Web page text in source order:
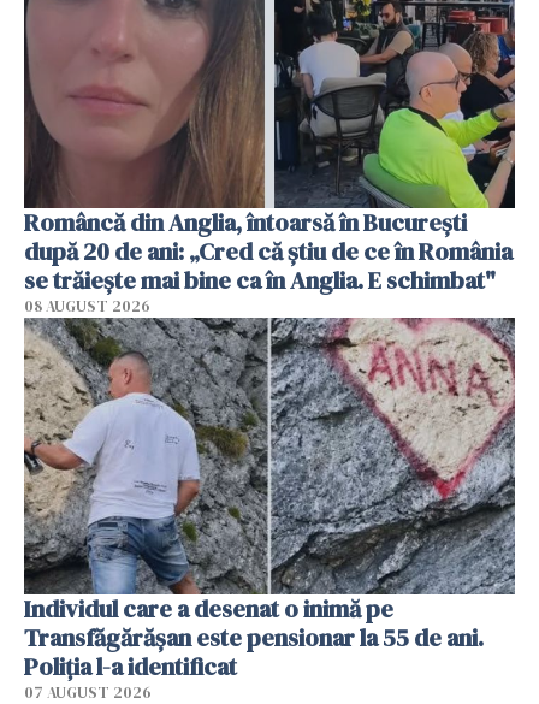
Româncă din Anglia, întoarsă în București
după 20 de ani: „Cred că știu de ce în România
se trăiește mai bine ca în Anglia. E schimbat"
08 AUGUST 2026
Individul care a desenat o inimă pe
Transfăgărășan este pensionar la 55 de ani.
Poliția l-a identificat
07 AUGUST 2026